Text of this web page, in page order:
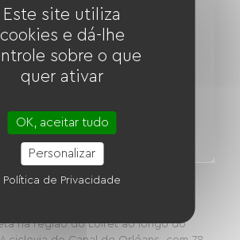
Verde do Canal de Orleans
na região do Loiret ao longo do
Este site utiliza
cookies e dá-lhe
sobre o que
quer ativar
OK, aceitar tudo
Personalizar
Política de Privacidade